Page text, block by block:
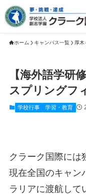
ホーム キャンパス一覧 厚木
【海外語学研
スプリングフ
学校行事 学習・教育
クラーク国際には
現在全国のキャン
ラリアに渡航して